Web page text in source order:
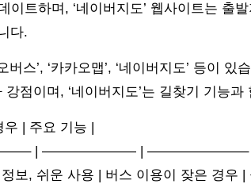
이트하며, ‘네이버지도’ 웹사이트는 출
다.
버스’, ‘카카오맵’, ‘네이버지도’ 등이 있
점이며, ‘네이버지도’는 길찾기 기능
| 주요 기능 |
| ——————— | ———————– |
보, 쉬운 사용 | 버스 이용이 잦은 경우 |